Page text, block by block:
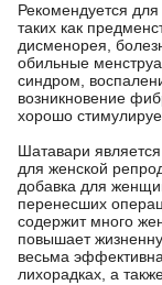
Рекомендуется
таких как
дисменорея,
обильные
синдром,
возникновение
хорошо
Шатавари
для женской
добавка для
перенесших
содержит много
повышает
весьма
лихорадках, а